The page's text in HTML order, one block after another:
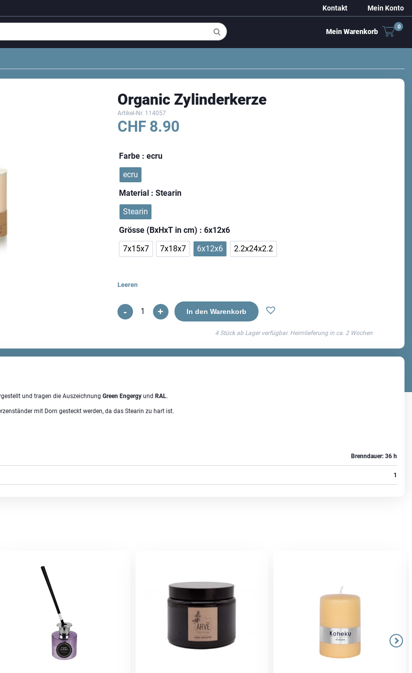
Kontakt Mein Konto
Mein Warenkorb
0
Organic Zylinderkerze
Artikel-Nr. 114057
CHF8.90
Farbe : ecru
ecru
Material : Stearin
Stearin
Grösse (BxHxT in cm) : 6x12x6
7x15x7
7x18x7 6x12x6 2.2x24x2.2
Leeren
-
Organic
Zylinderkerze
+ In den Warenkorb
4 Stück ab Lager verfügbar. Heimlieferung in ca. 2 Wochen
und tragen die Auszeichnung Green Engergy und RAL.
mit Dorn gesteckt werden, da das Stearin zu hart ist.
Brenndauer: 36 h
1